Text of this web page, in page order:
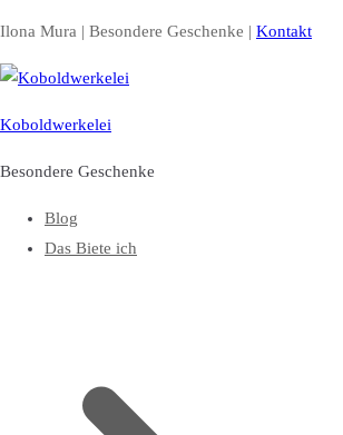
Zum
Inhalt
springen
Ilona Mura | Besondere Geschenke | Kontakt
Koboldwerkelei
Besondere Geschenke
Blog
Das Biete ich